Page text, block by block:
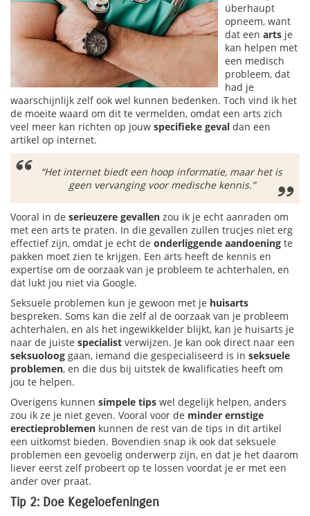
überhaupt
opneem, want
dat een arts je
kan helpen met
een medisch
probleem, dat
had je
waarschijnlijk zelf ook wel kunnen bedenken. Toch vind ik het
de moeite waard om dit te vermelden, omdat een arts zich
veel meer kan richten op jouw specifieke geval dan een
artikel op internet.
“Het internet biedt een hoop informatie, maar het is
geen vervanging voor medische kennis.”
Vooral in de serieuzere gevallen zou ik je echt aanraden om
met een arts te praten. In die gevallen zullen trucjes niet erg
effectief zijn, omdat je echt de onderliggende aandoening te
pakken moet zien te krijgen. Een arts heeft de kennis en
expertise om de oorzaak van je probleem te achterhalen, en
dat lukt jou niet via Google.
Seksuele problemen kun je gewoon met je huisarts
bespreken. Soms kan die zelf al de oorzaak van je probleem
achterhalen, en als het ingewikkelder blijkt, kan je huisarts je
naar de juiste specialist verwijzen. Je kan ook direct naar een
seksuoloog gaan, iemand die gespecialiseerd is in seksuele
problemen, en die dus bij uitstek de kwalificaties heeft om
jou te helpen.
Overigens kunnen simpele tips wel degelijk helpen, anders
zou ik ze je niet geven. Vooral voor de minder ernstige
erectieproblemen kunnen de rest van de tips in dit artikel
een uitkomst bieden. Bovendien snap ik ook dat seksuele
problemen een gevoelig onderwerp zijn, en dat je het daarom
liever eerst zelf probeert op te lossen voordat je er met een
ander over praat.
Tip 2: Doe Kegeloefeningen